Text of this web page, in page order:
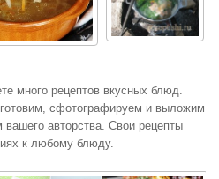
много рецептов вкусных блюд.
сфотографируем и выложим
авторства. Свои рецепты
к любому блюду.